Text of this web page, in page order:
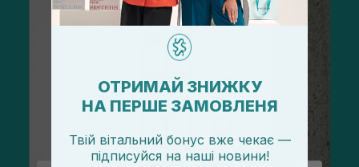
ОТРИМАЙ ЗНИЖКУ
НА ПЕРШЕ ЗАМОВЛЕНЯ
Твій вітальний бонус вже чекає —
підписуйся на наші новини!